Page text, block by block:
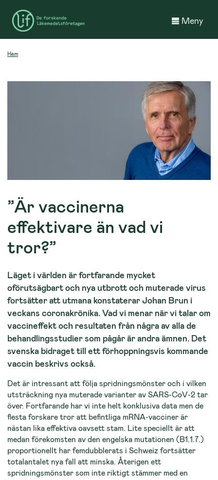
Meny
Hem
”Är vaccinerna
effektivare än vad vi
tror?”
Läget i världen är fortfarande mycket
oförutsägbart och nya utbrott och muterade virus
fortsätter att utmana konstaterar Johan Brun i
veckans coronakrönika. Vad vi menar när vi talar om
vaccineffekt och resultaten från några av alla de
behandlingsstudier som pågår är andra ämnen. Det
svenska bidraget till ett förhoppningsvis kommande
vaccin beskrivs också.
Det är intressant att följa spridningsmönster och i vilken
utsträckning nya muterade varianter av SARS-CoV-2 tar
över. Fortfarande har vi inte helt konklusiva data men de
flesta forskare tror att befintliga mRNA-vacciner är
nästan lika effektiva oavsett stam. Lite speciellt är att
medan förekomsten av den engelska mutationen (B1.1.7.)
proportionellt har femdubblerats i Schweiz fortsätter
totalantalet nya fall att minska. Återigen ett
spridningsmönster som inte riktigt stämmer med en